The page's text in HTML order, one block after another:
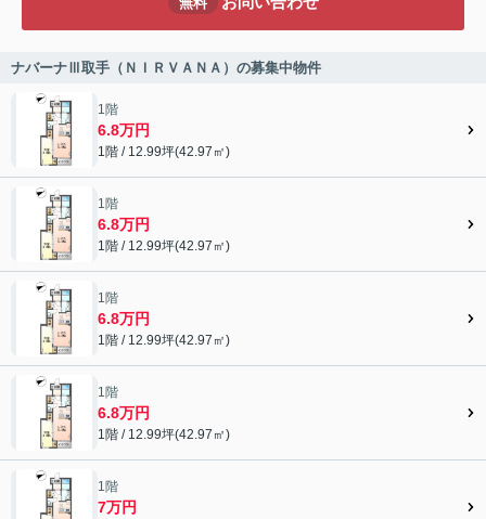
ナバーナⅢ取手（ＮＩＲＶＡＮＡ）の募集中物件
1階
6.8万円
1階 / 12.99坪(42.97㎡)
1階
6.8万円
1階 / 12.99坪(42.97㎡)
1階
6.8万円
1階 / 12.99坪(42.97㎡)
1階
6.8万円
1階 / 12.99坪(42.97㎡)
1階
7万円